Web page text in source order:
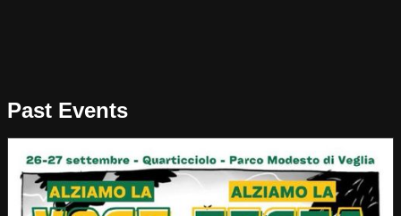
Past Events